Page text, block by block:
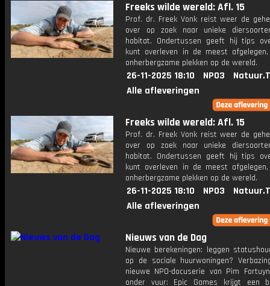
Freeks wilde wereld: Afl. 15
Prof. dr. Freek Vonk reist weer de
over op zoek naar unieke
habitat. Ondertussen geeft hij tips
kunt overleven in de meest
onherbergzame plekken op de wereld.
26-11-2025 18:10 NPO3
Alle afleveringen
Freeks wilde wereld: Afl. 15
Prof. dr. Freek Vonk reist weer de
over op zoek naar unieke
habitat. Ondertussen geeft hij tips
kunt overleven in de meest
onherbergzame plekken op de wereld.
26-11-2025 18:10 NPO3
Alle afleveringen
Nieuws van de Dag
Nieuwe berekeningen: leggen
op de sociale huurwoningen?
nieuwe NPO-docuserie van Pim
onder vuur: Epic Games krijgt een